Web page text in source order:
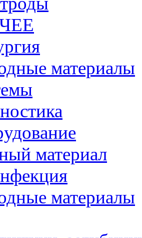
материалы
материал
материалы